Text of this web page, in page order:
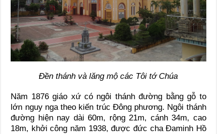
Đền thánh và lăng mộ các Tôi tớ Chúa
Năm 1876 giáo xứ có ngôi thánh đường bằng gỗ to
lớn nguy nga theo kiến trúc Đông phương. Ngôi thánh
đường hiện nay dài 60m, rộng 21m, cánh 34m, cao
18m, khởi công năm 1938, được đức cha Đaminh Hồ